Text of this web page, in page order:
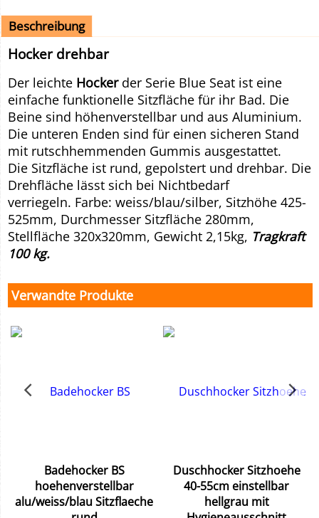
Beschreibung
Hocker drehbar
Der leichte Hockerder Serie Blue Seat ist eine
einfache funktionelle Sitzfläche für ihr Bad. Die
Beine sind höhenverstellbar und aus Aluminium.
Die unteren Enden sind für einen sicheren Stand
mit rutschhemmenden Gummis ausgestattet.
Die Sitzfläche ist rund, gepolstert und drehbar. Die
Drehfläche lässt sich bei Nichtbedarf
verriegeln. Farbe: weiss/blau/silber, Sitzhöhe 425-
525mm, Durchmesser Sitzfläche 280mm,
Stellfläche 320x320mm, Gewicht 2,15kg, Tragkraft
100 kg.
Verwandte Produkte
Badehocker BS
hoehenverstellbar
alu/weiss/blau Sitzflaeche
Duschhocker Sitzhoehe
40-55cm einstellbar
hellgrau mit